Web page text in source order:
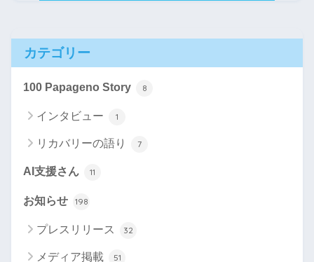
カテゴリー
100 Papageno Story 8
インタビュー 1
リカバリーの語り 7
AI支援さん 11
お知らせ 198
プレスリリース 32
メディア掲載 51